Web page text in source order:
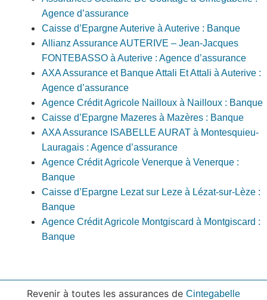
Agence d’assurance
Caisse d’Epargne Auterive à Auterive : Banque
Allianz Assurance AUTERIVE – Jean-Jacques
FONTEBASSO à Auterive : Agence d’assurance
AXA Assurance et Banque Attali Et Attali à Auterive :
Agence d’assurance
Agence Crédit Agricole Nailloux à Nailloux : Banque
Caisse d’Epargne Mazeres à Mazères : Banque
AXA Assurance ISABELLE AURAT à Montesquieu-
Lauragais : Agence d’assurance
Agence Crédit Agricole Venerque à Venerque :
Banque
Caisse d’Epargne Lezat sur Leze à Lézat-sur-Lèze :
Banque
Agence Crédit Agricole Montgiscard à Montgiscard :
Banque
Revenir à toutes les assurances de Cintegabelle